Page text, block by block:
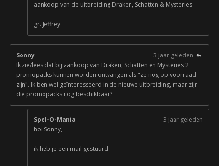
aankoop van de uitbreiding Draken, Schatten & Mysteries
gr. Jeffrey
Sonny
3 jaar geleden
Ik zie/lees dat bij aankoop van Draken, Schatten en Mysteries 2
promopacks kunnen worden ontvangen als "ze nog op voorraad
zijn". Ik ben wel geïnteresseerd in de nieuwe uitbreiding, maar zijn
die promopacks nog beschikbaar?
Spel-O-Mania
3 jaar geleden
hoi Sonny,
ik heb je een mail gestuurd